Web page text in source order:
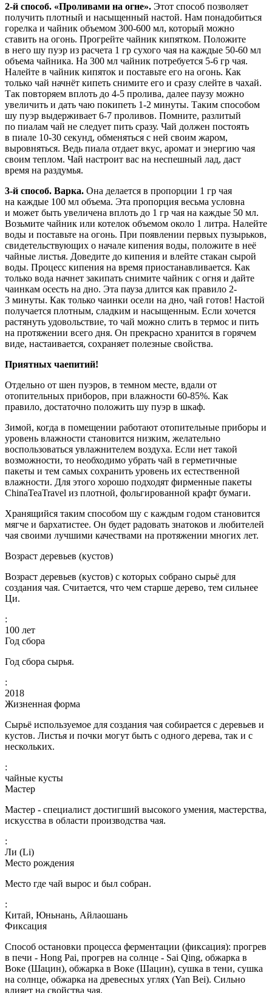
2-й способ. «Проливами на огне». Этот способ позволяет
получить плотный и насыщенный настой. Нам понадобиться
горелка и чайник объемом 300-600 мл, который можно
ставить на огонь. Прогрейте чайник кипятком. Положите
в него шу пуэр из расчета 1 гр сухого чая на каждые 50-60 мл
объема чайника. На 300 мл чайник потребуется 5-6 гр чая.
Налейте в чайник кипяток и поставьте его на огонь. Как
только чай начнёт кипеть снимите его и сразу слейте в чахай.
Так повторяем вплоть до 4-5 пролива, далее паузу можно
увеличить и дать чаю покипеть 1-2 минуты. Таким способом
шу пуэр выдерживает 6-7 проливов. Помните, разлитый
по пиалам чай не следует пить сразу. Чай должен постоять
в пиале 10-30 секунд, обменяться с ней своим жаром,
выровняться. Ведь пиала отдает вкус, аромат и энергию чая
своим теплом. Чай настроит вас на неспешный лад, даст
время на раздумья.
3-й способ. Варка. Она делается в пропорции 1 гр чая
на каждые 100 мл объема. Эта пропорция весьма условна
и может быть увеличена вплоть до 1 гр чая на каждые 50 мл.
Возьмите чайник или котелок объемом около 1 литра. Налейте
воды и поставьте на огонь. При появлении первых пузырьков,
свидетельствующих о начале кипения воды, положите в неё
чайные листья. Доведите до кипения и влейте стакан сырой
воды. Процесс кипения на время приостанавливается. Как
только вода начнет закипать снимите чайник с огня и дайте
чаинкам осесть на дно. Эта пауза длится как правило 2-
3 минуты. Как только чаинки осели на дно, чай готов! Настой
получается плотным, сладким и насыщенным. Если хочется
растянуть удовольствие, то чай можно слить в термос и пить
на протяжении всего дня. Он прекрасно хранится в горячем
виде, настаивается, сохраняет полезные свойства.
Приятных чаепитий!
Отдельно от шен пуэров, в темном месте, вдали от
отопительных приборов, при влажности 60-85%. Как
правило, достаточно положить шу пуэр в шкаф.
Зимой, когда в помещении работают отопительные приборы и
уровень влажности становится низким, желательно
воспользоваться увлажнителем воздуха. Если нет такой
возможности, то необходимо убрать чай в герметичные
пакеты и тем самых сохранить уровень их естественной
влажности. Для этого хорошо подходят фирменные пакеты
ChinaTeaTravel из плотной, фольгированной крафт бумаги.
Хранящийся таким способом шу с каждым годом становится
мягче и бархатистее. Он будет радовать знатоков и любителей
чая своими лучшими качествами на протяжении многих лет.
Возраст деревьев (кустов)
Возраст деревьев (кустов) с которых собрано сырьё для
создания чая. Считается, что чем старше дерево, тем сильнее
Ци.
:
100 лет
Год сбора
Год сбора сырья.
:
2018
Жизненная форма
Сырьё используемое для создания чая собирается с деревьев и
кустов. Листья и почки могут быть с одного дерева, так и с
нескольких.
:
чайные кусты
Мастер
Мастер - специалист достигший высокого умения, мастерства,
искусства в области производства чая.
:
Ли (Li)
Место рождения
Место где чай вырос и был собран.
:
Китай, Юньнань, Айлаошань
Фиксация
Способ остановки процесса ферментации (фиксация): прогрев
в печи - Hong Pai, прогрев на солнце - Sai Qing, обжарка в
Воке (Шацин), обжарка в Воке (Шацин), сушка в тени, сушка
на солнце, обжарка на древесных углях (Yan Bei). Сильно
влияет на свойства чая.